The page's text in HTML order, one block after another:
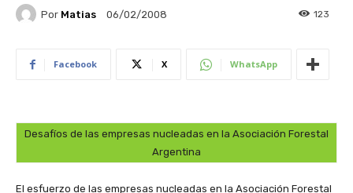
Por Matias 06/02/2008 123
Facebook X WhatsApp
Desafíos de las empresas nucleadas en la Asociación Forestal
Argentina
El esfuerzo de las empresas nucleadas en la Asociación Forestal